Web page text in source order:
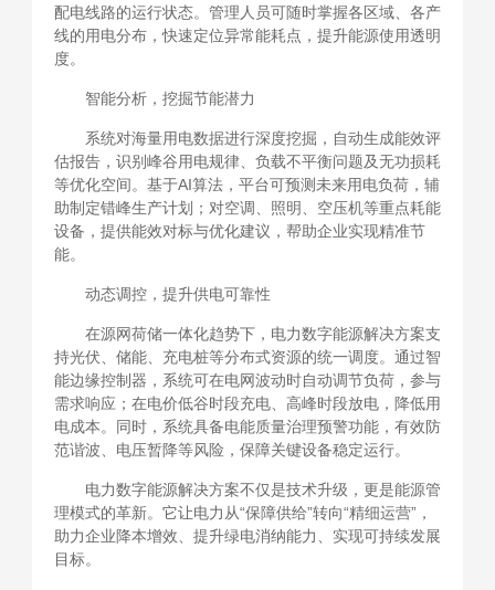
配电线路的运行状态。管理人员可随时掌握各区域、各产
线的用电分布，快速定位异常能耗点，提升能源使用透明
度。
智能分析，挖掘节能潜力
系统对海量用电数据进行深度挖掘，自动生成能效评
估报告，识别峰谷用电规律、负载不平衡问题及无功损耗
等优化空间。基于AI算法，平台可预测未来用电负荷，辅
助制定错峰生产计划；对空调、照明、空压机等重点耗能
设备，提供能效对标与优化建议，帮助企业实现精准节
能。
动态调控，提升供电可靠性
在源网荷储一体化趋势下，电力数字能源解决方案支
持光伏、储能、充电桩等分布式资源的统一调度。通过智
能边缘控制器，系统可在电网波动时自动调节负荷，参与
需求响应；在电价低谷时段充电、高峰时段放电，降低用
电成本。同时，系统具备电能质量治理预警功能，有效防
范谐波、电压暂降等风险，保障关键设备稳定运行。
电力数字能源解决方案不仅是技术升级，更是能源管
理模式的革新。它让电力从“保障供给”转向“精细运营”，
助力企业降本增效、提升绿电消纳能力、实现可持续发展
目标。